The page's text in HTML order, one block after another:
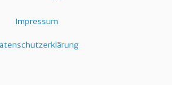
Top
Impressum